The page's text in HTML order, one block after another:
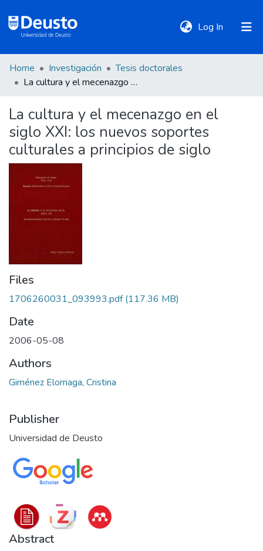
Log In (current)
DeustoTeka
Communities
&
Collections
All of DSpace
Statistics
Home Investigación
Tesis doctorales
La cultura y el mecenazgo en el siglo XXI: los nuevos soportes culturales a principios de siglo
La cultura y el mecenazgo en el
siglo XXI: los nuevos soportes
culturales a principios de siglo
Files
1706260031_093993.pdf(117.36 MB)
Date
2006-05-08
Authors
Giménez Elorriaga, Cristina
Publisher
Universidad de Deusto
Abstract